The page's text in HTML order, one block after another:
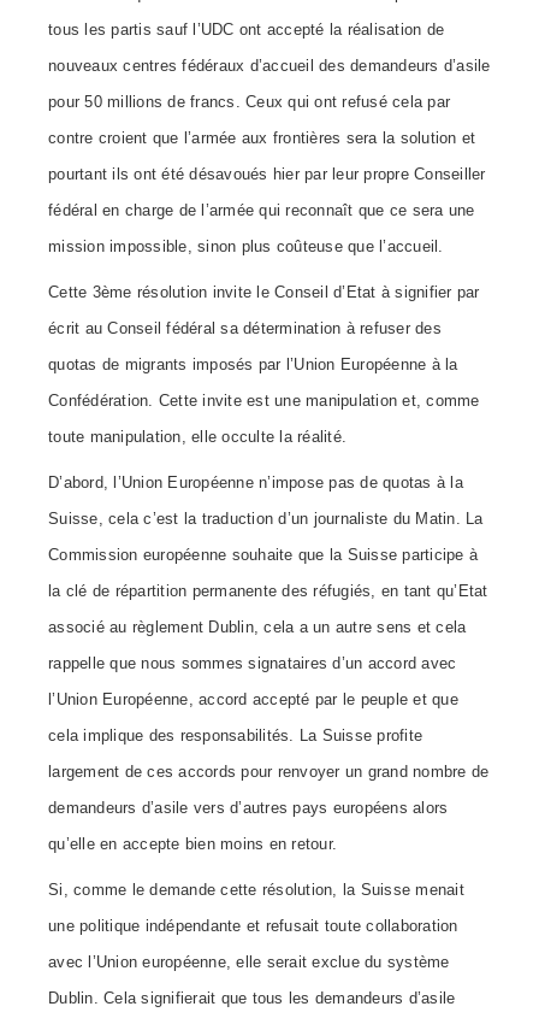
tous les partis sauf l’UDC ont accepté la réalisation de
nouveaux centres fédéraux d’accueil des demandeurs d’asile
pour 50 millions de francs. Ceux qui ont refusé cela par
contre croient que l’armée aux frontières sera la solution et
pourtant ils ont été désavoués hier par leur propre Conseiller
fédéral en charge de l’armée qui reconnaît que ce sera une
mission impossible, sinon plus coûteuse que l’accueil.
Cette 3ème résolution invite le Conseil d’Etat à signifier par
écrit au Conseil fédéral sa détermination à refuser des
quotas de migrants imposés par l’Union Européenne à la
Confédération. Cette invite est une manipulation et, comme
toute manipulation, elle occulte la réalité.
D’abord, l’Union Européenne n’impose pas de quotas à la
Suisse, cela c’est la traduction d’un journaliste du Matin. La
Commission européenne souhaite que la Suisse participe à
la clé de répartition permanente des réfugiés, en tant qu’Etat
associé au règlement Dublin, cela a un autre sens et cela
rappelle que nous sommes signataires d’un accord avec
l’Union Européenne, accord accepté par le peuple et que
cela implique des responsabilités. La Suisse profite
largement de ces accords pour renvoyer un grand nombre de
demandeurs d’asile vers d’autres pays européens alors
qu’elle en accepte bien moins en retour.
Si, comme le demande cette résolution, la Suisse menait
une politique indépendante et refusait toute collaboration
avec l’Union européenne, elle serait exclue du système
Dublin. Cela signifierait que tous les demandeurs d’asile